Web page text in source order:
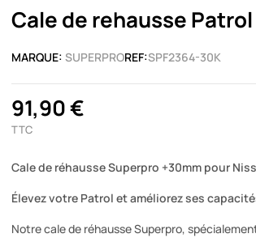
Cale de rehausse
MARQUE: SUPERPROREF:SPF2364-30K
91,90 €
TTC
Cale de réhausse Superpro +30mm pour
Élevez votre Patrol et améliorez ses
Notre cale de réhausse Superpro,